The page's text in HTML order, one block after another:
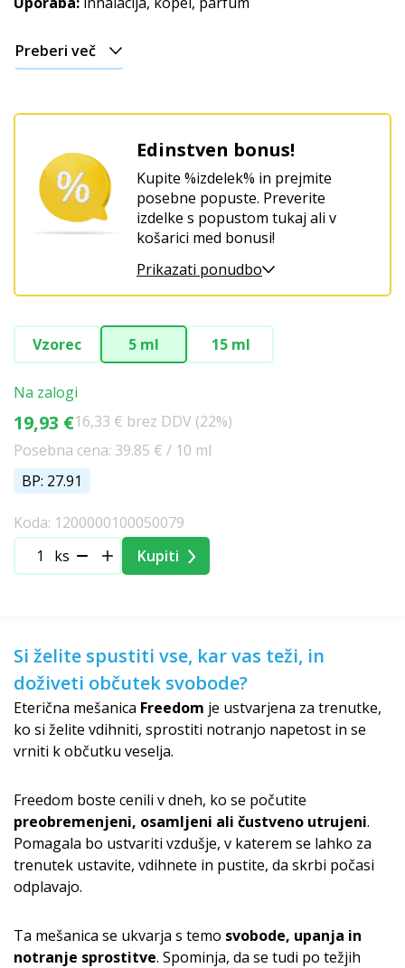
Preberi več
Edinstven bonus!
Kupite %izdelek% in prejmite
posebne popuste. Preverite
izdelke s popustom tukaj ali v
košarici med bonusi!
Prikazati ponudbo
Vzorec 5 ml 15 ml
Na zalogi
19,93 €16,33 € brez DDV (22%)
Posebna cena: 39.85 € / 10 ml
BP: 27.91
Koda: 1200000100050079
ks
Kupiti
Si želite spustiti vse, kar vas teži, in
doživeti občutek svobode?
Eterična mešanica Freedom je ustvarjena za trenutke,
ko si želite vdihniti, sprostiti notranjo napetost in se
vrniti k občutku veselja.
Freedom boste cenili v dneh, ko se počutite
preobremenjeni, osamljeni ali čustveno utrujeni.
Pomagala bo ustvariti vzdušje, v katerem se lahko za
trenutek ustavite, vdihnete in pustite, da skrbi počasi
odplavajo.
Ta mešanica se ukvarja s temo svobode, upanja in
notranje sprostitve. Spominja, da se tudi po težjih